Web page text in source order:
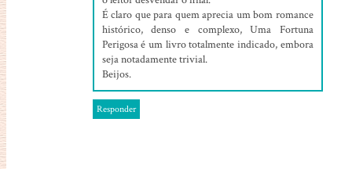
É claro que para quem aprecia um bom romance
histórico, denso e complexo, Uma Fortuna
Perigosa é um livro totalmente indicado, embora
seja notadamente trivial.
Beijos.
Responder